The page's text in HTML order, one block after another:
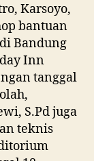
Karsoyo,
bantuan
Bandung
Inn
tanggal
S.Pd juga
teknis